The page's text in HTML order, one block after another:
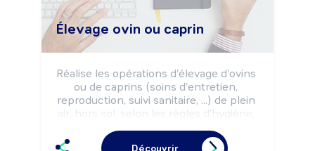
Élevage ovin ou caprin
Réalise les opérations d'élevage d'ovins
ou de caprins (soins d'entretien,
reproduction, suivi sanitaire, ...) de plein
air, hors sol, selon les règles d'hygiène,
environnementales et les impératifs de
Découvrir